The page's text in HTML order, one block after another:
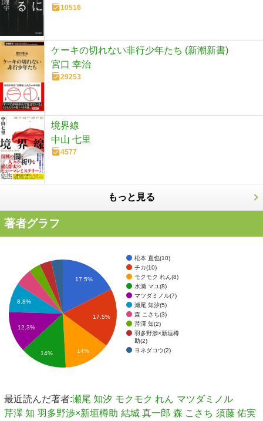
10516
ケーキの切れない非行少年たち (新潮新書)
宮口 幸治
29253
境界線
中山 七里
4577
もっと見る
著者グラフ
松本 直也(10)
チカ(10)
モクモク れん(8)
水瀬 マユ(8)
マツダミノル(7)
瀬尾 知汐(5)
森 こさち(3)
芹澤 知(2)
羽多野渉×新垣樽
助(2)
ヨネダコウ(2)
17.5%
17.5%
14%
8.8%
12.3%
14%
最近読んだ著者:瀬尾 知汐 モクモク れん マツダミノル
芹澤 知 羽多野渉×新垣樽助 結城 真一郎 森 こさち 須藤 佑実